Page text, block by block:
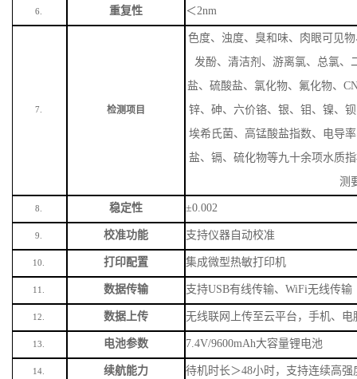
6. 重复性 ＜2nm
7. 检测项目
色度、浊度、臭和味、肉眼可见物
发酚、清洁剂、游离氯、总氯、
盐、硫酸盐、氯化物、氟化物、
锌、砷、六价铬、银、钼、镍、
埃希氏菌、高锰酸盐指数、电导
盐、镉、硫化物等九十余项水质
测
8. 稳定性 ±0.002
9. 校准功能 支持仪器自动校准
10. 打印配置 集成微型热敏打印机
11. 数据传输 支持USB有线传输、WiFi无线传输
12. 数据上传 无线联网上传至云平台，手机、
13. 电池参数 7.4V/9600mAh大容量锂电池
14. 续航能力 待机时长＞48小时，支持连续高